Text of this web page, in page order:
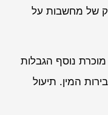
של מחשבות על
מוכרת נוסף הגבלות
המין. תיעול